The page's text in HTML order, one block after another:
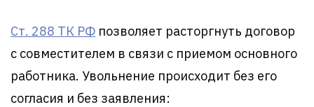
Ст. 288 ТК РФ позволяет расторгнуть договор
с совместителем в связи с приемом основного
работника. Увольнение происходит без его
согласия и без заявления: